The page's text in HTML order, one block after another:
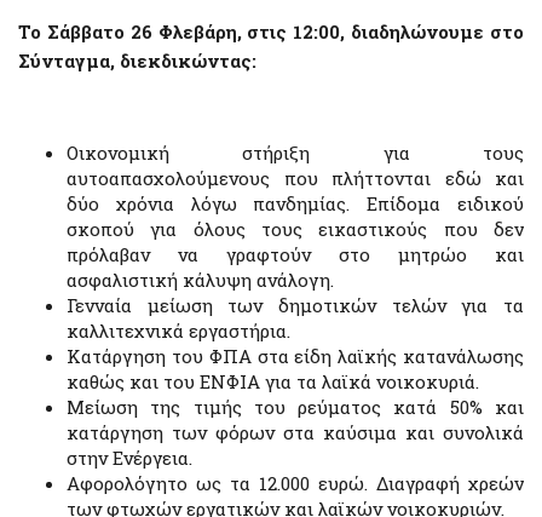
Το Σάββατο 26 Φλεβάρη, στις 12:00, διαδηλώνουμε στο
Σύνταγμα, διεκδικώντας:
Οικονομική στήριξη για τους
αυτοαπασχολούμενους που πλήττονται εδώ και
δύο χρόνια λόγω πανδημίας. Επίδομα ειδικού
σκοπού για όλους τους εικαστικούς που δεν
πρόλαβαν να γραφτούν στο μητρώο και
ασφαλιστική κάλυψη ανάλογη.
Γενναία μείωση των δημοτικών τελών για τα
καλλιτεχνικά εργαστήρια.
Κατάργηση του ΦΠΑ στα είδη λαϊκής κατανάλωσης
καθώς και του ΕΝΦΙΑ για τα λαϊκά νοικοκυριά.
Μείωση της τιμής του ρεύματος κατά 50% και
κατάργηση των φόρων στα καύσιμα και συνολικά
στην Ενέργεια.
Αφορολόγητο ως τα 12.000 ευρώ. Διαγραφή χρεών
των φτωχών εργατικών και λαϊκών νοικοκυριών.